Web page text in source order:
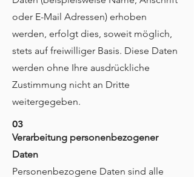
oder E-Mail Adressen) erhoben
werden, erfolgt dies, soweit möglich,
stets auf freiwilliger Basis. Diese Daten
werden ohne Ihre ausdrückliche
Zustimmung nicht an Dritte
weitergegeben.
03
Verarbeitung personenbezogener
Daten
Personenbezogene Daten sind alle